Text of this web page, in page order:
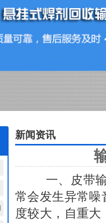
新闻资讯
一、皮带输送
常会发生异常噪
度较大，自重